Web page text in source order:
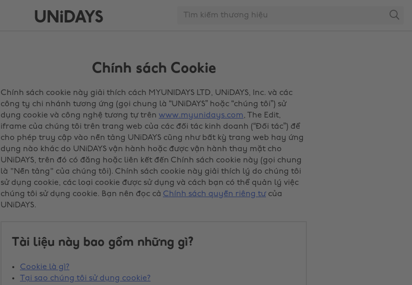
Search
Chính sách Cookie
Chính sách cookie này giải thích cách MYUNIDAYS LTD, UNiDAYS, Inc. và các
công ty chi nhánh tương ứng (gọi chung là “UNiDAYS” hoặc “chúng tôi”) sử
dụng cookie và công nghệ tương tự trên www.myunidays.com, The Edit,
iframe của chúng tôi trên trang web của các đối tác kinh doanh (“Đối tác”) để
cho phép truy cập vào nền tảng UNiDAYS cũng như bất kỳ trang web hay ứng
dụng nào khác do UNiDAYS vận hành hoặc được vận hành thay mặt cho
UNiDAYS, trên đó có đăng hoặc liên kết đến Chính sách cookie này (gọi chung
là "Nền tảng" của chúng tôi). Chính sách cookie này giải thích lý do chúng tôi
sử dụng cookie, các loại cookie được sử dụng và cách bạn có thể quản lý việc
chúng tôi sử dụng cookie. Bạn nên đọc cả Chính sách quyền riêng tư của
UNiDAYS.
Tài liệu này bao gồm những gì?
Cookie là gì?
Tại sao chúng tôi sử dụng cookie?